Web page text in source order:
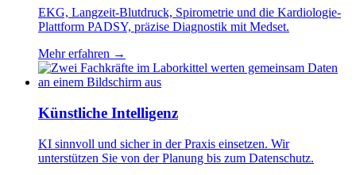
EKG, Langzeit-Blutdruck, Spirometrie und die Kardiologie-
Plattform PADSY, präzise Diagnostik mit Medset.
Mehr erfahren →
Künstliche Intelligenz
KI sinnvoll und sicher in der Praxis einsetzen. Wir
unterstützen Sie von der Planung bis zum Datenschutz.